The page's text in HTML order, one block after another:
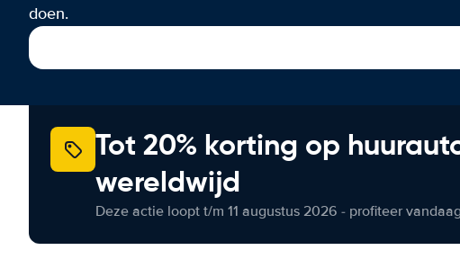
doen.
Tot 20% korting op
wereldwijd
Deze actie loopt t/m 11 augustus 2026 - profiteer